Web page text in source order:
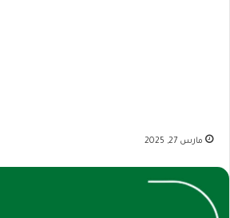
مارس 27, 2025